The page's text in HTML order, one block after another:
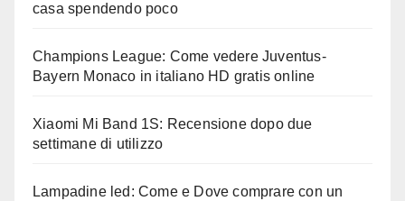
casa spendendo poco
Champions League: Come vedere Juventus-
Bayern Monaco in italiano HD gratis online
Xiaomi Mi Band 1S: Recensione dopo due
settimane di utilizzo
Lampadine led: Come e Dove comprare con un